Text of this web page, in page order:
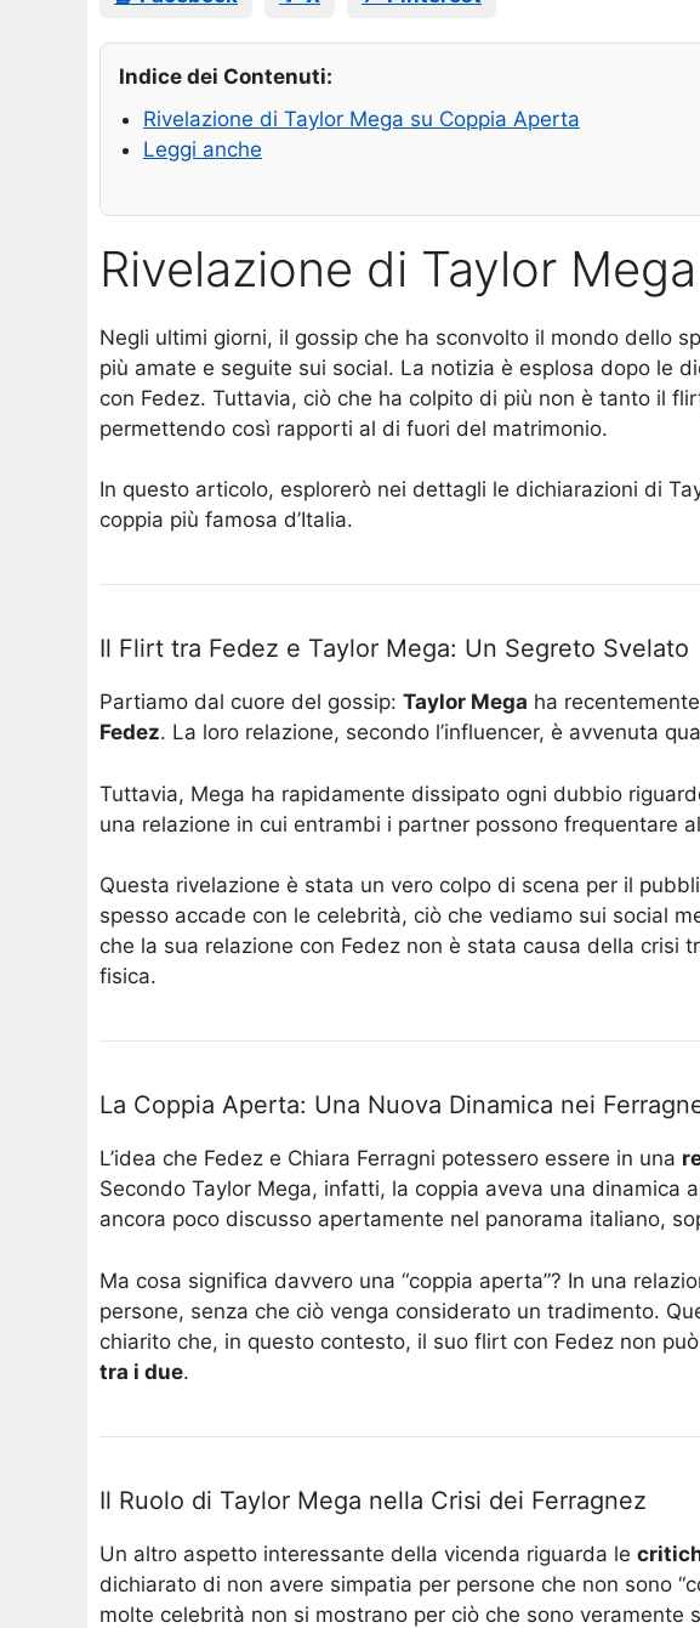
Indice dei Contenuti:
Rivelazione di Taylor Mega su Coppia Aperta
Leggi anche
Rivelazione di Taylor
Negli ultimi giorni, il gossip che ha sconvolto il mondo dello
più amate e seguite sui social. La notizia è esplosa dopo le
con Fedez. Tuttavia, ciò che ha colpito di più non è tanto il
permettendo così rapporti al di fuori del matrimonio.
In questo articolo, esplorerò nei dettagli le dichiarazioni di
coppia più famosa d’Italia.
Il Flirt tra Fedez e Taylor Mega: Un Segreto Svelato
Partiamo dal cuore del gossip: Taylor Mega ha
Fedez. La loro relazione, secondo l’influencer, è avvenuta
Tuttavia, Mega ha rapidamente dissipato ogni dubbio
una relazione in cui entrambi i partner possono frequentare
Questa rivelazione è stata un vero colpo di scena per il
spesso accade con le celebrità, ciò che vediamo sui social
che la sua relazione con Fedez non è stata causa della crisi
fisica​.
La Coppia Aperta: Una Nuova Dinamica nei
L’idea che Fedez e Chiara Ferragni potessero essere in una
Secondo Taylor Mega, infatti, la coppia aveva una
ancora poco discusso apertamente nel panorama italiano,
Ma cosa significa davvero una “coppia aperta”? In una
persone, senza che ciò venga considerato un tradimento.
chiarito che, in questo contesto, il suo flirt con Fedez non
tra i due​.
Il Ruolo di Taylor Mega nella Crisi dei Ferragnez
Un altro aspetto interessante della vicenda riguarda le
dichiarato di non avere simpatia per persone che non sono
molte celebrità non si mostrano per ciò che sono veramente